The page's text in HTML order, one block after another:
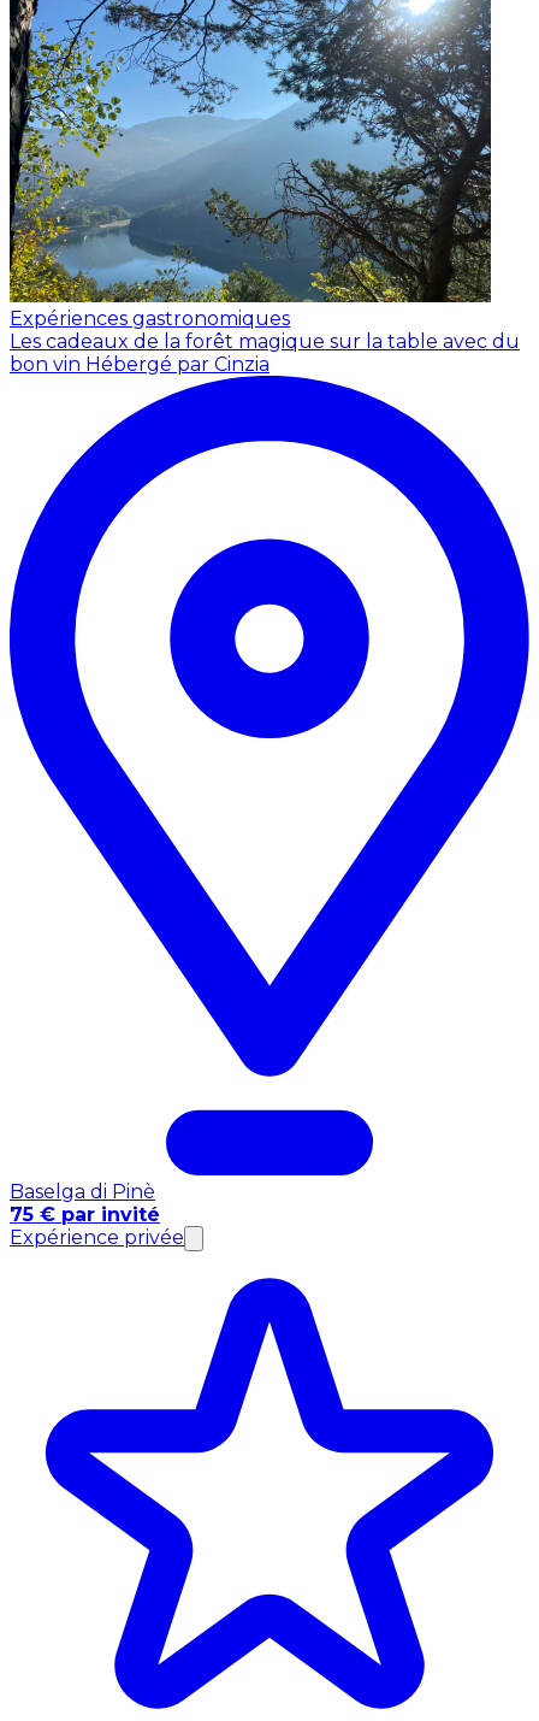
Expériences gastronomiques
Les cadeaux de la forêt magique sur la table avec du
bon vin Hébergé par Cinzia
Baselga di Pinè
75 € par invité
Expérience privée